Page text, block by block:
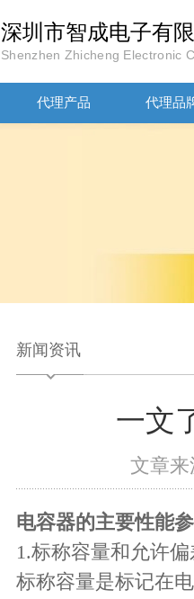
深圳市智成电子有
Shenzhen Zhicheng Electronic
代理产品 代理品
新闻资讯
一文
文章
电容器的主要性能
1.标称容量和允许偏
标称容量是标记在